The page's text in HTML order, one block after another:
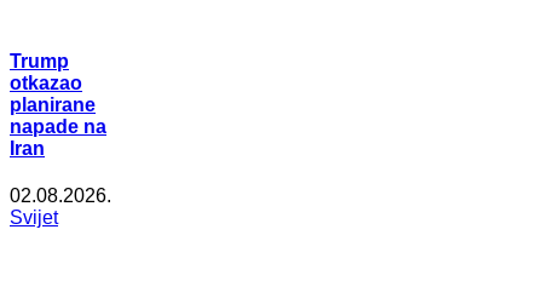
Trump
otkazao
planirane
napade na
Iran
02.08.2026.
Svijet